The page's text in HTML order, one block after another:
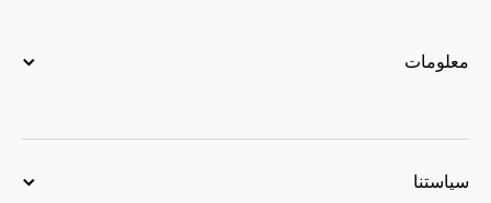
معلومات
سياستنا